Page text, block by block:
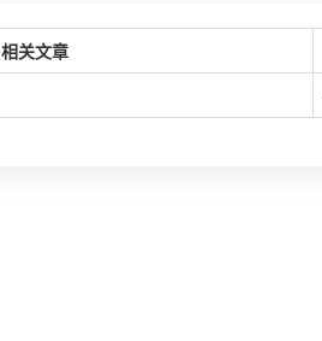
相关文章